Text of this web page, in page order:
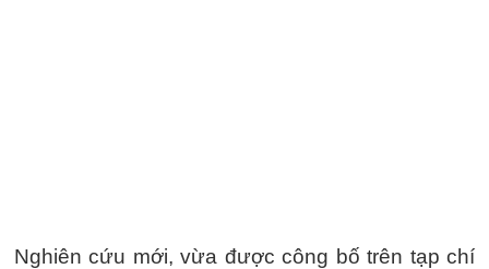
Nghiên cứu mới, vừa được công bố trên tạp chí